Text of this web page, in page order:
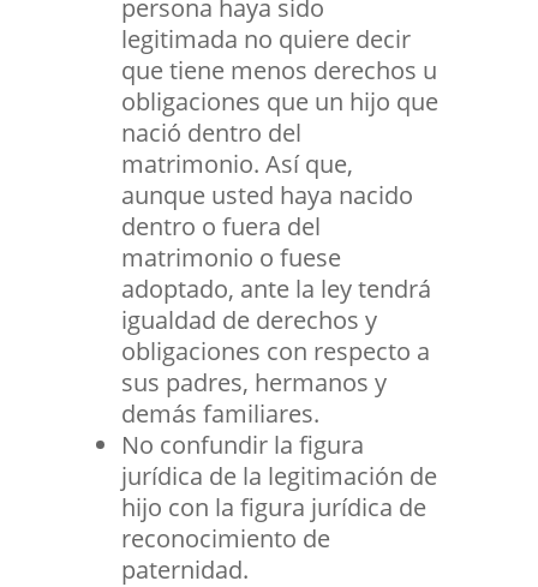
persona haya sido
legitimada no quiere decir
que tiene menos derechos u
obligaciones que un hijo que
nació dentro del
matrimonio. Así que,
aunque usted haya nacido
dentro o fuera del
matrimonio o fuese
adoptado, ante la ley tendrá
igualdad de derechos y
obligaciones con respecto a
sus padres, hermanos y
demás familiares.
No confundir la figura
jurídica de la legitimación de
hijo con la figura jurídica de
reconocimiento de
paternidad.